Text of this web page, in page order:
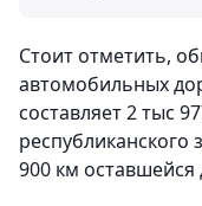
Стоит отметить,
автомобильных
составляет 2 тыс
республиканского
900 км